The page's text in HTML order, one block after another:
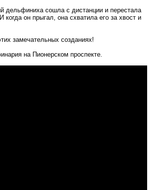
дельфиниха сошла с дистанции и перестала
он прыгал, она схватила его за хвост и
замечательных созданиях!
на Пионерском проспекте.